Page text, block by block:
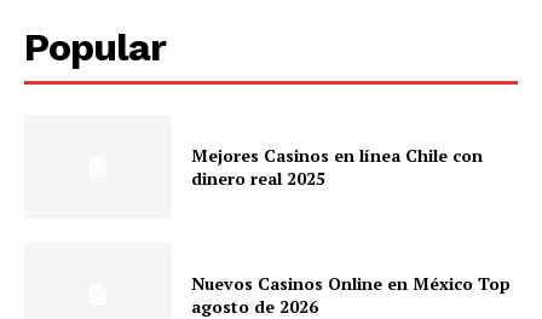
Popular
Mejores Casinos en línea Chile con
dinero real 2025
Nuevos Casinos Online en México Top
agosto de 2026